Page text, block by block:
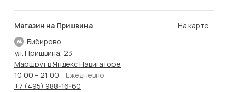
Магазин на Пришвина
Бибирево
На карте
ул. Пришвина, 23
Маршрут в Яндекс Навигаторе
10:00 – 21:00
Ежедневно
+7 (495) 988-16-60